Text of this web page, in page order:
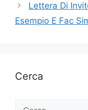
Lettera Di
Esempio E Fac
Cerca
Ricerca